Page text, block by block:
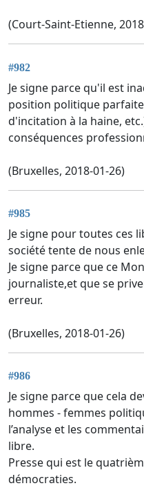
(Court-Saint-Etienne,
#982
Je signe parce qu'il est
position politique
d'incitation à la haine,
conséquences
(Bruxelles, 2018-01-26)
#985
Je signe pour toutes ces
société tente de nous
Je signe parce que ce
journaliste,et que se
erreur.
(Bruxelles, 2018-01-26)
#986
Je signe parce que cela
hommes - femmes
l’analyse et les
libre.
Presse qui est le
démocraties.